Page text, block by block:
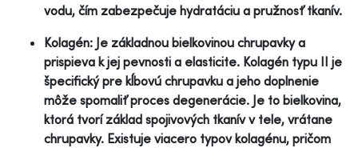
vodu, čím zabezpečuje hydratáciu a pružnosť tkanív.
Kolagén: Je základnou bielkovinou chrupavky a
prispieva k jej pevnosti a elasticite. Kolagén typu II je
špecifický pre kĺbovú chrupavku a jeho doplnenie
môže spomaliť proces degenerácie. Je to bielkovina,
ktorá tvorí základ spojivových tkanív v tele, vrátane
chrupavky. Existuje viacero typov kolagénu, pričom